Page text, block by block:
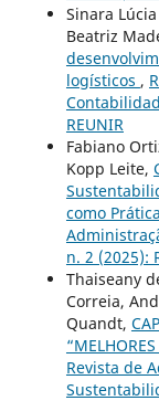
Sinara
Beatriz
logísticos ,
REUNIR
Fabiano
Kopp Leite,
como
n. 2 (2025):
Thaiseany
Correia,
Quandt,
Revista de